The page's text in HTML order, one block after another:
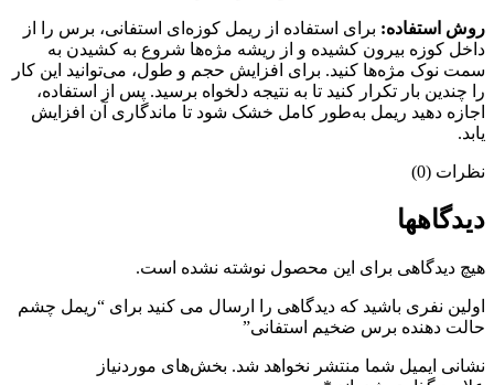
روش استفاده: برای استفاده از ریمل کوزه‌ای استفانی، برس را از
داخل کوزه بیرون کشیده و از ریشه مژه‌ها شروع به کشیدن به
سمت نوک مژه‌ها کنید. برای افزایش حجم و طول، می‌توانید این کار
را چندین بار تکرار کنید تا به نتیجه دلخواه برسید. پس از استفاده،
اجازه دهید ریمل به‌طور کامل خشک شود تا ماندگاری آن افزایش
یابد.
نظرات (0)
دیدگاهها
هیچ دیدگاهی برای این محصول نوشته نشده است.
اولین نفری باشید که دیدگاهی را ارسال می کنید برای “ریمل چشم
حالت دهنده برس ضخیم استفانی”
نشانی ایمیل شما منتشر نخواهد شد. بخش‌های موردنیاز